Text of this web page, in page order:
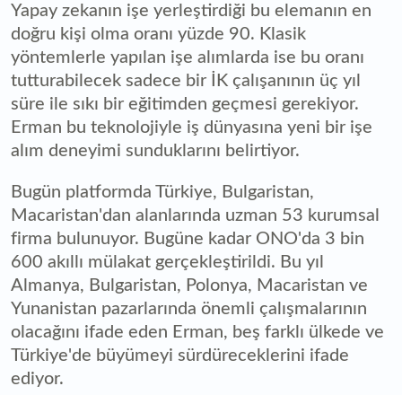
Yapay zekanın işe yerleştirdiği bu elemanın en
doğru kişi olma oranı yüzde 90. Klasik
yöntemlerle yapılan işe alımlarda ise bu oranı
tutturabilecek sadece bir İK çalışanının üç yıl
süre ile sıkı bir eğitimden geçmesi gerekiyor.
Erman bu teknolojiyle iş dünyasına yeni bir işe
alım deneyimi sunduklarını belirtiyor.
Bugün platformda Türkiye, Bulgaristan,
Macaristan'dan alanlarında uzman 53 kurumsal
firma bulunuyor. Bugüne kadar ONO'da 3 bin
600 akıllı mülakat gerçekleştirildi. Bu yıl
Almanya, Bulgaristan, Polonya, Macaristan ve
Yunanistan pazarlarında önemli çalışmalarının
olacağını ifade eden Erman, beş farklı ülkede ve
Türkiye'de büyümeyi sürdüreceklerini ifade
ediyor.